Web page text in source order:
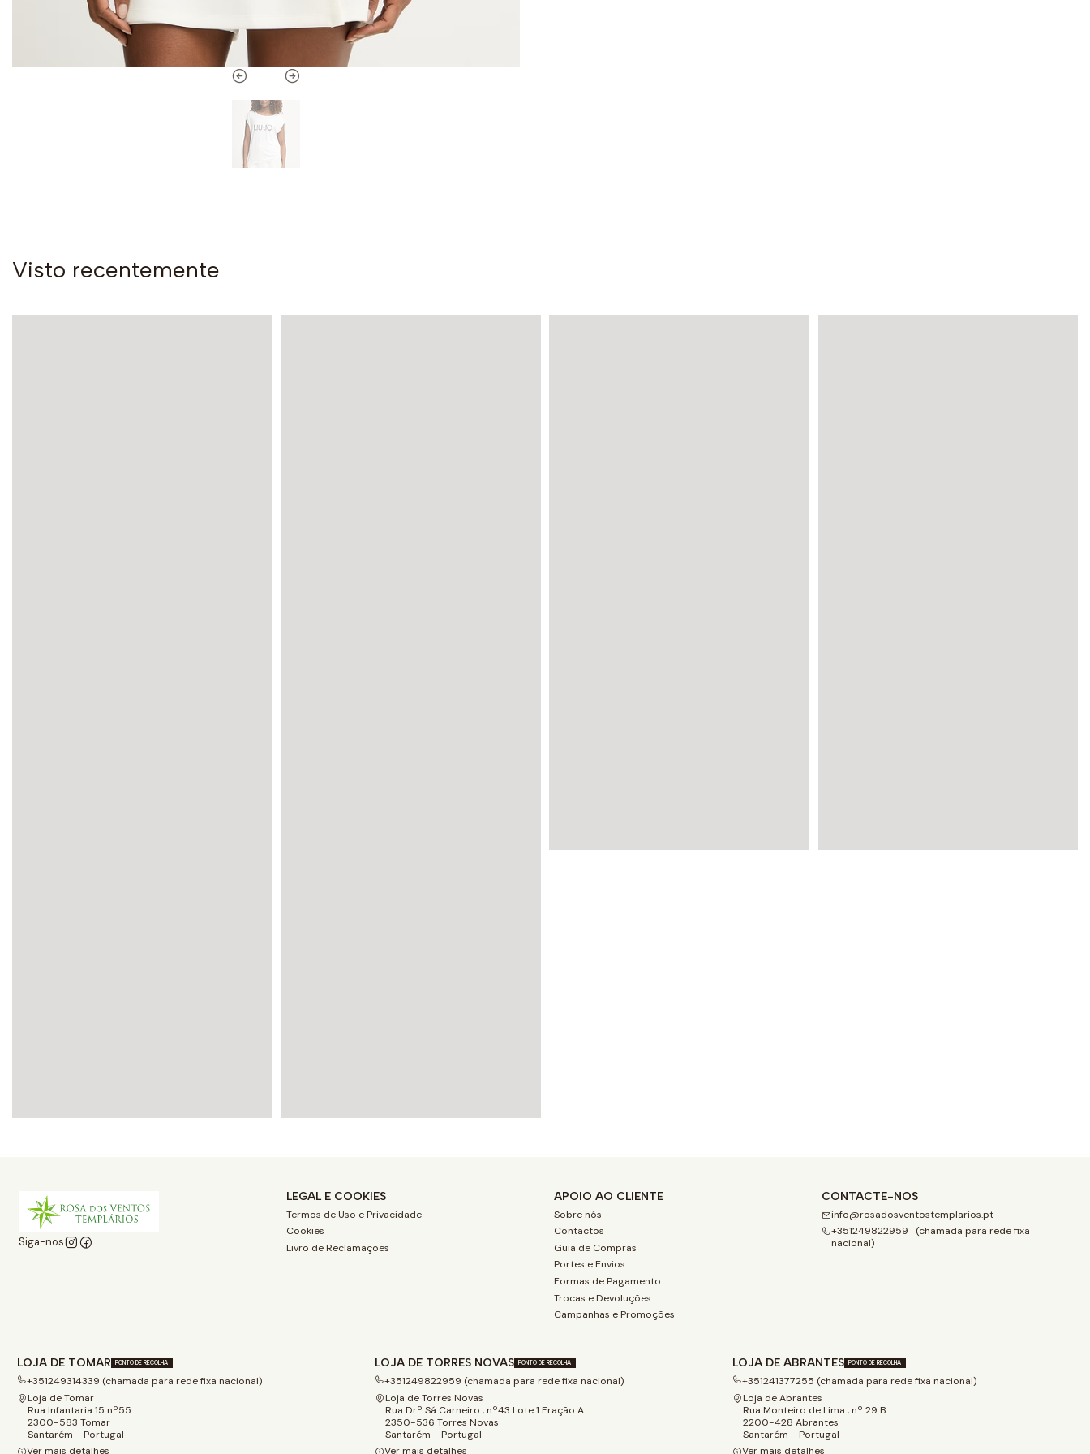
Visto recentemente
Siga-nos
LEGAL E COOKIES
Termos de Uso e Privacidade
Cookies
Livro de Reclamações
APOIO AO CLIENTE
Sobre nós
Contactos
Guia de Compras
Portes e Envios
Formas de Pagamento
Trocas e Devoluções
Campanhas e Promoções
CONTACTE-NOS
info@rosadosventostemplarios.pt
+351249822959 (chamada para rede fixa
nacional)
LOJA DE TOMAR PONTO DE RECOLHA
+351249314339 (chamada para rede fixa nacional)
Loja de Tomar
Rua Infantaria 15 nº55
2300-583 Tomar
Santarém - Portugal
Ver mais detalhes
LOJA DE TORRES NOVAS PONTO DE RECOLHA
+351249822959 (chamada para rede fixa nacional)
Loja de Torres Novas
Rua Drº Sá Carneiro , nº43 Lote 1 Fração A
2350-536 Torres Novas
Santarém - Portugal
Ver mais detalhes
LOJA DE ABRANTES PONTO DE RECOLHA
+351241377255 (chamada para rede fixa nacional)
Loja de Abrantes
Rua Monteiro de Lima , nº 29 B
2200-428 Abrantes
Santarém - Portugal
Ver mais detalhes